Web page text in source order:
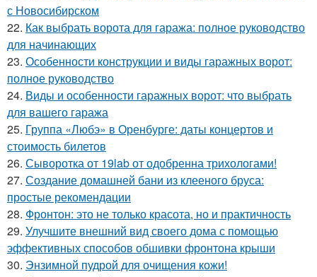
с Новосибирском
22. Как выбрать ворота для гаража: полное руководство
для начинающих
23. Особенности конструкции и виды гаражных ворот:
полное руководство
24. Виды и особенности гаражных ворот: что выбрать
для вашего гаража
25. Группа «Любэ» в Оренбурге: даты концертов и
стоимость билетов
26. Сыворотка от 19lab от одобренна трихологами!
27. Создание домашней бани из клееного бруса:
простые рекомендации
28. Фронтон: это не только красота, но и практичность
29. Улучшите внешний вид своего дома с помощью
эффективных способов обшивки фронтона крыши
30. Энзимной пудрой для очищения кожи!